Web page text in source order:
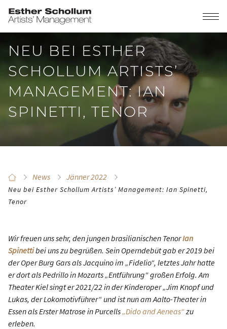
NEU BEI ESTHER
SCHOLLUM ARTISTS’
MANAGEMENT: IAN
SPINETTI, TENOR
News Jänner 2022
Neu bei Esther Schollum Artists’ Management: Ian Spinetti,
Tenor
Wir freuen uns sehr, den jungen brasilianischen TenorIan
Spinettibei uns zu begrüßen. Sein Operndebüt gab er 2019 bei
der Oper Burg Gars als Jacquino im „Fidelio“, letztes Jahr hatte
er dort als Pedrillo in Mozarts „Entführung“ großen Erfolg. Am
Theater Kiel singt er 2021/22 in der Kinderoper „Jim Knopf und
Lukas, der Lokomotivführer“ und ist nun am Aalto-Theater in
Essen als Erster Matrose in Purcells„Dido and Aeneas“zu
erleben.